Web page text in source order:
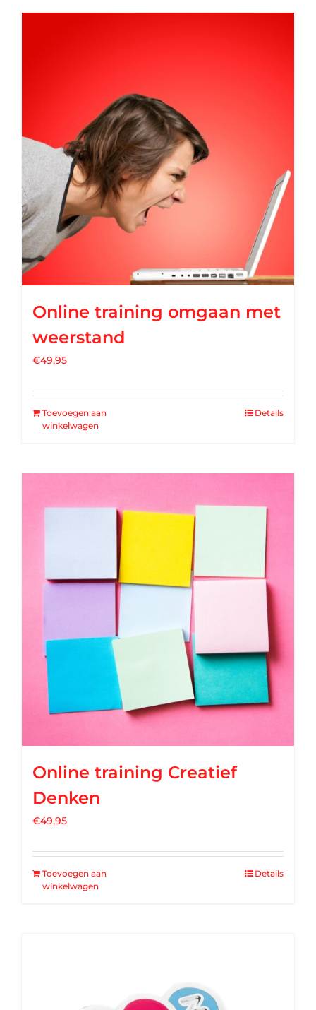
Online training omgaan met
weerstand
€49,95
Toevoegen aan
winkelwagen
Details
Online training Creatief
Denken
€49,95
Toevoegen aan
winkelwagen
Details